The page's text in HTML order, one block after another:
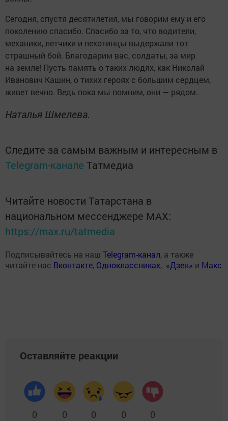
Сегодня, спустя десятилетия, мы говорим ему и его
поколению спасибо. Спасибо за то, что водители,
механики, летчики и пехотинцы выдержали тот
страшный бой. Благодарим вас, солдаты, за мир
на земле! Пусть память о таких людях, как Николай
Иванович Кашин, о тихих героях с большим сердцем,
живет вечно. Ведь пока мы помним, они — рядом.
Наталья Шмелева.
Следите за самым важным и интересным в
Telegram-канале Татмедиа
Читайте новости Татарстана в
национальном мессенджере MАХ:
https://max.ru/tatmedia
Подписывайтесь на наш Telegram-канал, а также
читайте нас Вконтакте, Одноклассниках, «Дзен» и Макс
Оставляйте реакции
0 0 0 0 0